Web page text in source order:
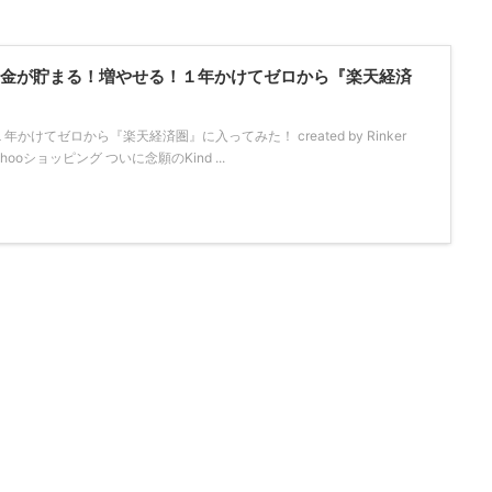
が貯まる！増やせる！１年かけてゼロから『楽天経済
年かけてゼロから『楽天経済圏』に入ってみた！ created by Rinker
ショッピング ついに念願のKind ...